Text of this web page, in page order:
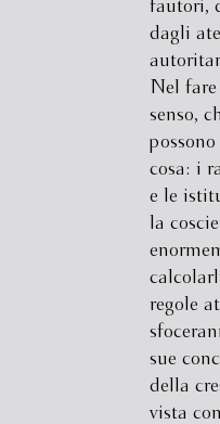
fautori,
dagli
Nel
senso,
cosa: i
e le
la
regole
sue
della
vista